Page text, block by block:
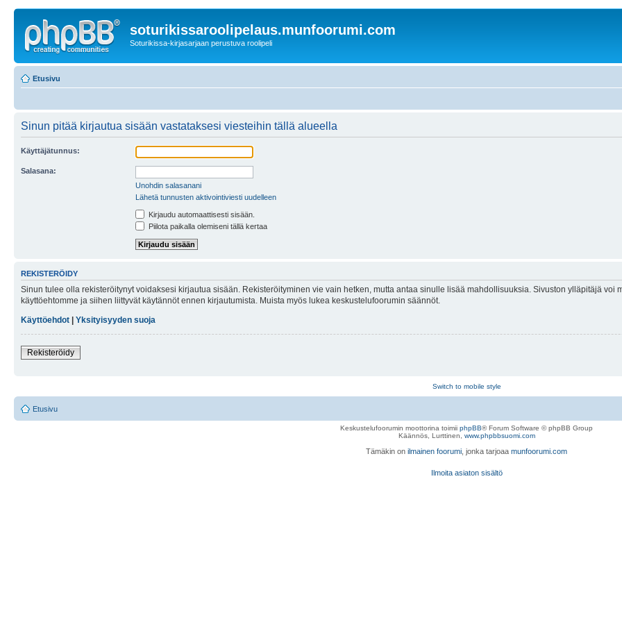
soturikissaroolipelaus.munfoorumi.com
Soturikissa-kirjasarjaan perustuva roolipeli
Etusivu
Sinun pitää kirjautua sisään vastataksesi viesteihin tällä alueella
Käyttäjätunnus:
Salasana:
Unohdin salasanani
Lähetä tunnusten aktivointiviesti uudelleen
Kirjaudu automaattisesti sisään.
Piilota paikalla olemiseni tällä kertaa
REKISTERÖIDY
Sinun tulee olla rekisteröitynyt voidaksesi kirjautua sisään. Rekisteröityminen vie vain hetken, mutta antaa sinulle lisää mahdollisuuksia. Sivuston ylläpitäjä
käyttöehtomme ja siihen liittyvät käytännöt ennen kirjautumista. Muista myös lukea keskustelufoorumin säännöt.
Käyttöehdot
Yksityisyyden suoja
Rekisteröidy
Switch to mobile style
Etusivu
Keskustelufoorumin moottorina toimii phpBB® Forum Software © phpBB Group
Käännös, Lurttinen, www.phpbbsuomi.com
Tämäkin on ilmainen foorumi , jonka tarjoaa munfoorumi.com
Ilmoita asiaton sisältö